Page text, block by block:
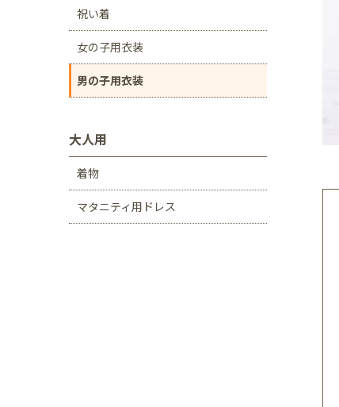
帝塚山店
福岡県
祝い着
女の子用衣装
男の子用衣装
大人用
着物
マタニティ用ドレス